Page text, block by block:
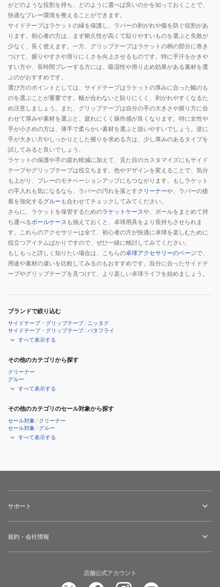
がどのような役割を持ち、どのように選べば良いのかを知っておくことで、
快適なプレー環境を整えることができます。
サイドテープはラケットの縁を保護し、ラバーの剥がれや傷を防ぐ役割があ
ります。初心者の方は、まず耐久性が高くて貼りやすいものを選ぶと失敗が
少なく、長く使えます。一方、グリップテープはラケットの柄の部分に巻き
つけて、握りやすさや滑りにくさを向上させるものです。特に手汗をかきや
すい方や、長時間プレーする方には、吸湿性や滑り止め効果がある素材を選
ぶのがおすすめです。
選び方のポイントとしては、サイドテープはラケットの厚みに合った幅のも
のを選ぶことが重要です。幅が合わないと貼りにくく、剥がれやすくなるた
め注意しましょう。また、グリップテープは自分の手の大きさや握り方に合
わせて厚みや素材を選ぶと、疲れにくく操作感が良くなります。特に女性や
手が小さめの方は、薄手で柔らかい素材を選ぶと扱いやすいでしょう。逆に
手が大きい方やしっかりとした握りを求める方は、少し厚みのあるタイプを
試してみると良いでしょう。
ラケットの保護や手の疲れ軽減に加えて、見た目のカスタマイズにもサイド
テープやグリップテープは役立ちます。色やデザインを変えることで、気分
も上がり、プレーのモチベーションアップにもつながります。もしラケット
の手入れも気になるなら、ラバーの汚れを落とすクリーナーや、ラバーの接
着を強化するグルー も合わせてチェックしてみてください。
さらに、ラケットを保管するためのラケットケースや、ボールをまとめて持
ち運べるボールケース も揃えておくと、卓球用具をより長持ちさせられま
す。これらのアクセサリーは全て、初心者の方が快適に卓球を楽しむために
役立つアイテムばかりですので、ぜひ一緒に検討してみてください。
もしもっと詳しく知りたい場合は、こちらの卓球アクセサリーのページで、
用途や素材の違いを比較してみるのもおすすめです。自分に合ったサイドテ
ープやグリップテープを見つけて、より楽しい卓球ライフを始めましょう。
ブランドで絞り込む
サイドテープ・グリップテープ/ ニッタク
サイドテープ・グリップテープ/バタフライ
すべて表示する
その他のカテゴリから探す
クリーナー
グルー
すべて表示する
その他のカテゴリのセール対象から探す
セール対象 / クリーナー
セール対象 / グルー
すべて表示する
サポート
規約・会社情報
店舗公式アカウント